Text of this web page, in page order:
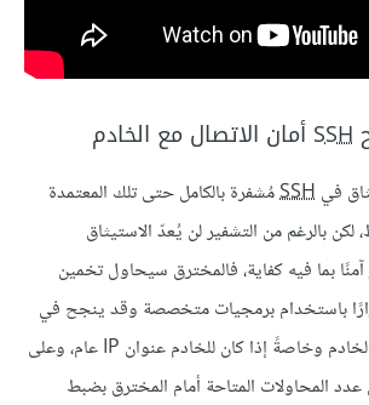
SSH أمان الاتصال مع الخادم
في SSHمُشفرة بالكامل حتى تلك المعتمدة
بالرغم من التشفير لن يُعدّ الاستيثاق
بما فيه كفاية، فالمخترق سيحاول تخمين
باستخدام برمجيات متخصصة وقد ينجح في
كسرها والوصول إلى الخادم وخاصةً إذا كان للخادم عنوان IP عام، وعلى
عدد المحاولات المتاحة أمام المخترق بضبط